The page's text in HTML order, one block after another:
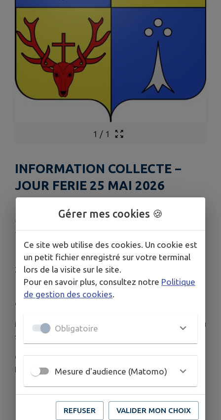
1 / 1
INFORMATION COLLECTE −
JOUR FERIE 25 MAI 2026​
REPORTEE AU 27 MAI
Publié le vendredi 22 mai 2026 - Lantéfontaine -
Immonville
​ INFORMATION COLLECTE − JOUR FERIE 25 MAI
2026​
​ En raison du jour férié à venir, la tournée de
collecte est modifiée.
Merci de sortir vos bacs, sacs ou fagots la veille au
soir sur le trottoir.
Collecte du lundi 25 mai (férié – Lundi de
Pentecôte) reportée au mercredi 27 mai
Gérer mes cookies 🍪
Ce site web utilise des cookies. Un cookie est
un petit fichier enregistré sur votre terminal
lors de la visite sur le site.
Pour en savoir plus, consultez notre Politique
de gestion des cookies.
Obligatoire
Mesure d'audience (Matomo)
REFUSER VALIDER MON CHOIX